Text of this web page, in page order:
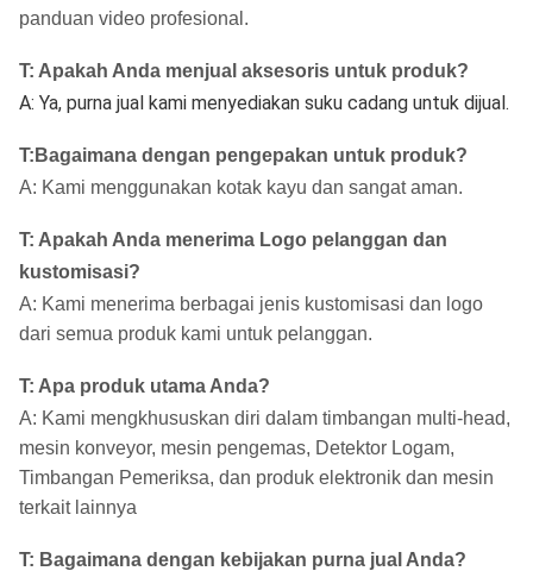
panduan video profesional.
T: Apakah Anda menjual aksesoris untuk produk?
A: Ya, purna jual kami menyediakan suku cadang untuk dijual.
T: Bagaimana dengan pengepakan untuk produk?
A: Kami menggunakan kotak kayu dan sangat aman.
T: Apakah Anda menerima Logo pelanggan dan
kustomisasi?
A: Kami menerima berbagai jenis kustomisasi dan logo
dari semua produk kami untuk pelanggan.
T: Apa produk utama Anda?
A: Kami mengkhususkan diri dalam timbangan multi-head,
mesin konveyor, mesin pengemas, Detektor Logam,
Timbangan Pemeriksa, dan produk elektronik dan mesin
terkait lainnya
T: Bagaimana dengan kebijakan purna jual Anda?